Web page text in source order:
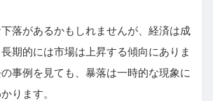
落があるかもしれませんが、経済は成
期的には市場は上昇する傾向にありま
事例を見ても、暴落は一時的な現象に
ります。